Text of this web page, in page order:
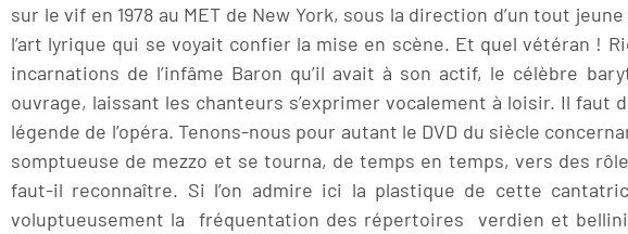
sur le vif en 1978 au MET de New York, sous la direction d’un tout
l’art lyrique qui se voyait confier la mise en scène. Et quel vétéran !
incarnations de l’infâme Baron qu’il avait à son actif, le célèbre
ouvrage, laissant les chanteurs s’exprimer vocalement à loisir. Il
légende de l’opéra. Tenons-nous pour autant le DVD du siècle
somptueuse de mezzo et se tourna, de temps en temps, vers des
faut-il reconnaître. Si l’on admire ici la plastique de cette
voluptueusement la fréquentation des répertoires verdien et